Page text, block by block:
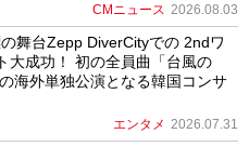
CMニュース 2026.08.03
舞台Zepp DiverCityでの 2ndワ
大成功！ 初の全員曲「台風の
海外単独公演となる韓国コンサ
エンタメ 2026.07.31